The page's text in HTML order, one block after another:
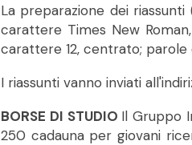
La preparazione dei
carattere Times New
carattere 12, centrato; parole
I riassunti vanno inviati
BORSE DI STUDIO Il Gruppo
250 cadauna per giovani